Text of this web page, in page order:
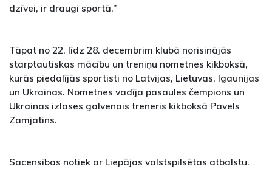
dzīvei, ir draugi sportā.”
Tāpat no 22. līdz 28. decembrim klubā norisinājās
starptautiskas mācību un treniņu nometnes kikboksā,
kurās piedalījās sportisti no Latvijas, Lietuvas, Igaunijas
un Ukrainas. Nometnes vadīja pasaules čempions un
Ukrainas izlases galvenais treneris kikboksā Pavels
Zamjatins.
Sacensības notiek ar Liepājas valstspilsētas atbalstu.